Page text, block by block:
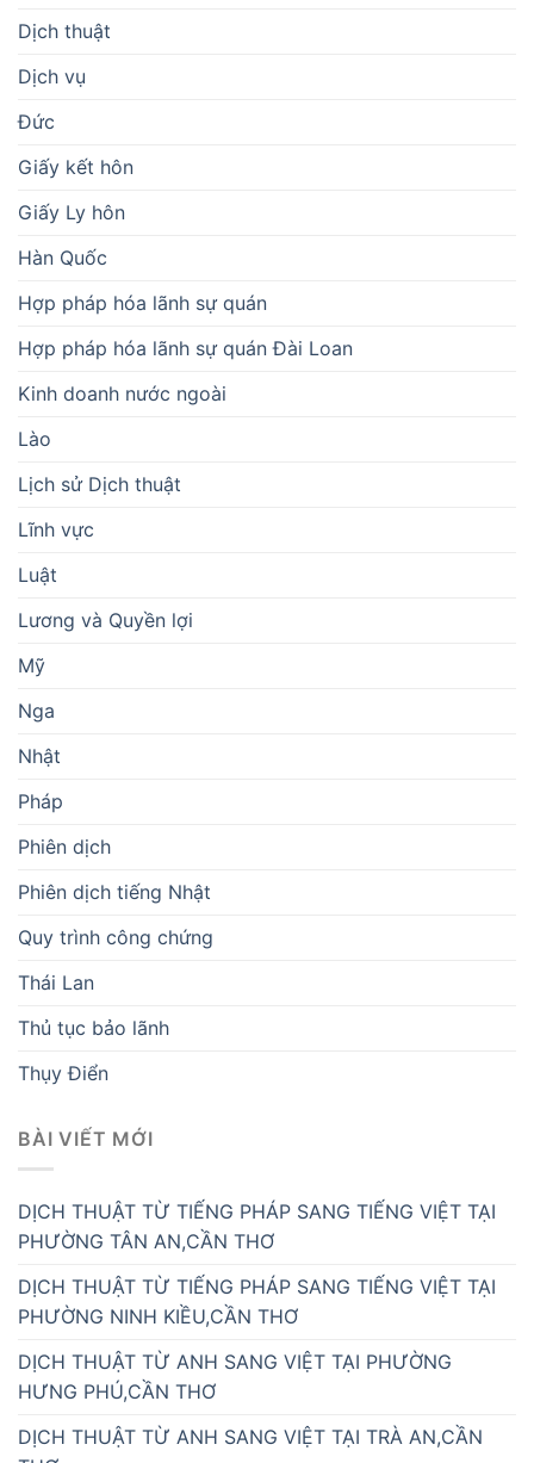
Dịch thuật
Dịch vụ
Đức
Giấy kết hôn
Giấy Ly hôn
Hàn Quốc
Hợp pháp hóa lãnh sự quán
Hợp pháp hóa lãnh sự quán Đài Loan
Kinh doanh nước ngoài
Lào
Lịch sử Dịch thuật
Lĩnh vực
Luật
Lương và Quyền lợi
Mỹ
Nga
Nhật
Pháp
Phiên dịch
Phiên dịch tiếng Nhật
Quy trình công chứng
Thái Lan
Thủ tục bảo lãnh
Thụy Điển
BÀI VIẾT MỚI
DỊCH THUẬT TỪ TIẾNG PHÁP SANG TIẾNG VIỆT TẠI
PHƯỜNG TÂN AN,CẦN THƠ
DỊCH THUẬT TỪ TIẾNG PHÁP SANG TIẾNG VIỆT TẠI
PHƯỜNG NINH KIỀU,CẦN THƠ
DỊCH THUẬT TỪ ANH SANG VIỆT TẠI PHƯỜNG
HƯNG PHÚ,CẦN THƠ
DỊCH THUẬT TỪ ANH SANG VIỆT TẠI TRÀ AN,CẦN